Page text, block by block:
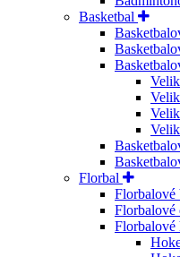
Basketbal
Florbal
Florbalové
Florbalové
Florbalové